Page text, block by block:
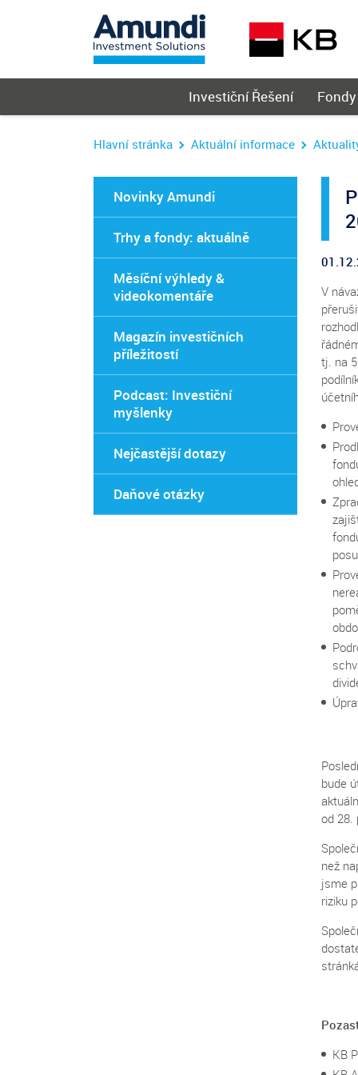
Investiční Řešení Fondy
Hlavní stránka Aktuální informace
Novinky Amundi
Trhy a fondy: aktuálně
Měsíční výhledy &
videokomentáře
Magazín investičních
příležitostí
Podcast: Investiční
myšlenky
Nejčastější dotazy
Daňové otázky
V
tj. na
bude
od 28.
než
jsme
riziku
KB